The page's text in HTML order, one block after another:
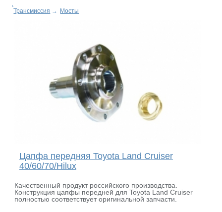
Трансмиссия → Мосты
Цапфа передняя Toyota Land Cruiser
40/60/70/Hilux
Качественный продукт российского производства.
Конструкция цапфы передней для Toyota Land Cruiser
полностью соответствует оригинальной запчасти.